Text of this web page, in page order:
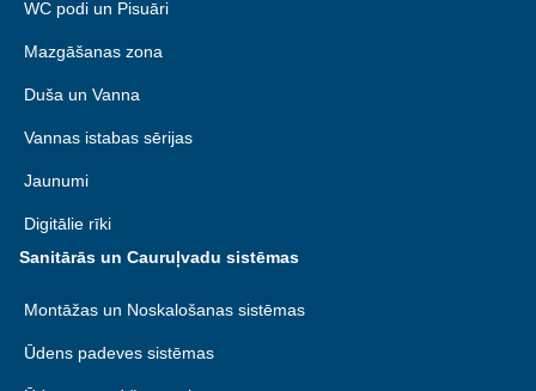
WC podi un Pisuāri
Mazgāšanas zona
Duša un Vanna
Vannas istabas sērijas
Jaunumi
Digitālie rīki
Sanitārās un Cauruļvadu sistēmas
Montāžas un Noskalošanas sistēmas
Ūdens padeves sistēmas